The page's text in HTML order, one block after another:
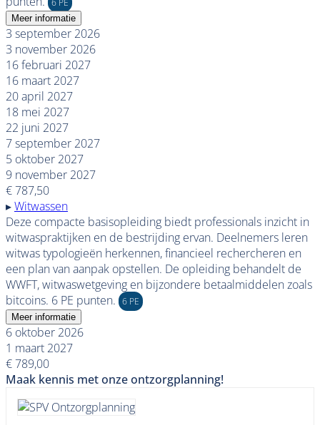
6 PE
Meer informatie
3 september 2026
3 november 2026
16 februari 2027
16 maart 2027
20 april 2027
18 mei 2027
22 juni 2027
7 september 2027
5 oktober 2027
9 november 2027
€ 787,50
▸Witwassen
Deze compacte basisopleiding biedt professionals inzicht in
witwaspraktijken en de bestrijding ervan. Deelnemers leren
witwas typologieën herkennen, financieel rechercheren en
een plan van aanpak opstellen. De opleiding behandelt de
WWFT, witwaswetgeving en bijzondere betaalmiddelen zoals
bitcoins. 6 PE punten. 6 PE
Meer informatie
6 oktober 2026
1 maart 2027
€ 789,00
Maak kennis met onze ontzorgplanning!